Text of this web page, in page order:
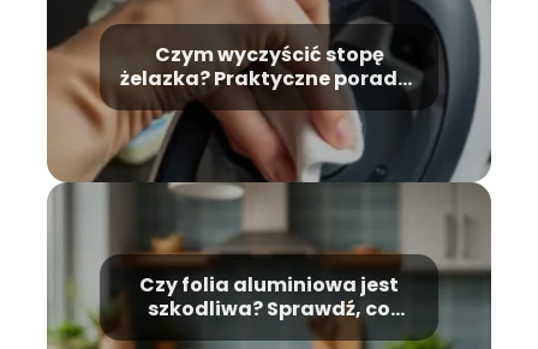
Czym wyczyścić stopę
żelazka? Praktyczne porady i
wskazówki
Czy folia aluminiowa jest
szkodliwa? Sprawdź, co
mówią badania